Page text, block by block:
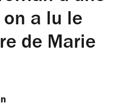
a lu le
de Marie